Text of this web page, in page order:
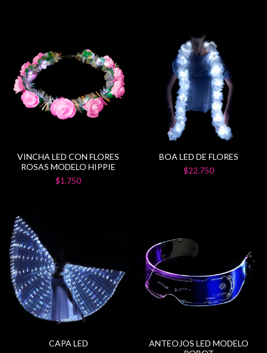
VINCHA LED CON FLORES
ROSAS MODELO HIPPIE
$1.750
BOA LED DE FLORES
$22.750
CAPA LED
ANTEOJOS LED MODELO